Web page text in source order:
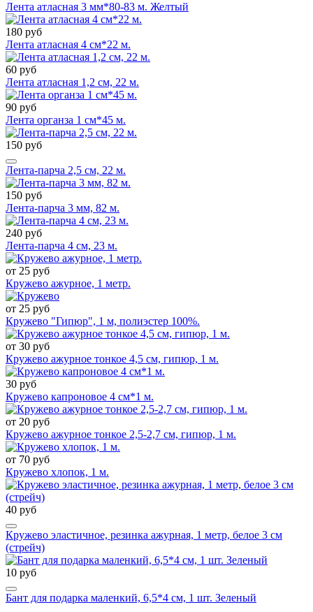
Лента атласная 3 мм*80-83 м. Желтый
180 руб
Лента атласная 4 см*22 м.
60 руб
Лента атласная 1,2 см, 22 м.
90 руб
Лента органза 1 см*45 м.
150 руб
Лента-парча 2,5 см, 22 м.
150 руб
Лента-парча 3 мм, 82 м.
240 руб
Лента-парча 4 см, 23 м.
от 25 руб
Кружево ажурное, 1 метр.
от 25 руб
Кружево "Гипюр", 1 м, полиэстер 100%.
от 30 руб
Кружево ажурное тонкое 4,5 см, гипюр, 1 м.
30 руб
Кружево капроновое 4 см*1 м.
от 20 руб
Кружево ажурное тонкое 2,5-2,7 см, гипюр, 1 м.
от 70 руб
Кружево хлопок, 1 м.
40 руб
Кружево эластичное, резинка ажурная, 1 метр, белое 3 см
(стрейч)
10 руб
Бант для подарка маленкий, 6,5*4 см, 1 шт. Зеленый